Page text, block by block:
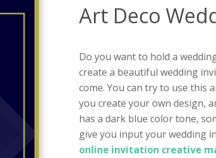
Art Deco
Do you want to hold a
create a beautiful wedding
come. You can try to use this
you create your own design,
has a dark blue color tone,
give you input your wedding
online invitation creative